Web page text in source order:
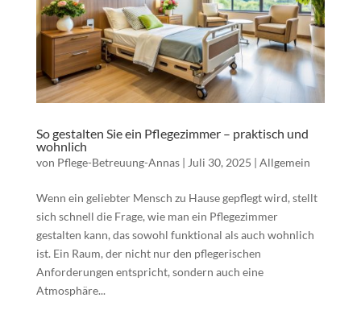
So gestalten Sie ein Pflegezimmer – praktisch und
wohnlich
von Pflege-Betreuung-Annas| Juli 30, 2025 | Allgemein
Wenn ein geliebter Mensch zu Hause gepflegt wird, stellt
sich schnell die Frage, wie man ein Pflegezimmer
gestalten kann, das sowohl funktional als auch wohnlich
ist. Ein Raum, der nicht nur den pflegerischen
Anforderungen entspricht, sondern auch eine
Atmosphäre...